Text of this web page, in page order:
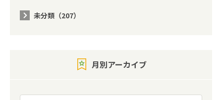
未分類（207）
月別アーカイブ